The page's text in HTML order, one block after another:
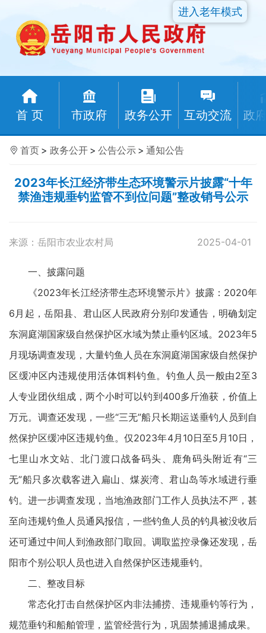
首 页 市政府 政务公开 互动交流 政
进入老年模式
首页 > 政务公开 > 公告公示 > 通知公告
2023年长江经济带生态环境警示片披露“十年
禁渔违规垂钓监管不到位问题”整改销号公示
来源：岳阳市农业农村局 2025-04-01
一、披露问题
《2023年长江经济带生态环境警示片》披露：2020年
6月起，岳阳县、君山区人民政府分别印发通告，明确划定
东洞庭湖国家级自然保护区水域为禁止垂钓区域。2023年5
月现场调查发现，大量钓鱼人员在东洞庭湖国家级自然保护
区缓冲区内违规使用活体饵料钓鱼。钓鱼人员一般由2至3
人专业团伙组成，两个小时可以钓到400多斤渔获，价值上
万元。调查还发现，一些“三无”船只长期运送垂钓人员到自
然保护区缓冲区违规钓鱼。仅2023年4月10日至5月10日，
七里山水文站、北门渡口战备码头、鹿角码头附近有“三
无”船只多次载客进入扁山、煤炭湾、君山岛等水域进行垂
钓。进一步调查发现，当地渔政部门工作人员执法不严，甚
至向违规钓鱼人员通风报信，一些钓鱼人员的钓具被没收后
还可通过中间人到渔政部门取回。调取监控录像还发现，岳
阳市个别公职人员也进入自然保护区违规垂钓。
二、整改目标
常态化打击自然保护区内非法捕捞、违规垂钓等行为，
规范垂钓和船舶管理，监管经营行为，巩固禁捕退捕成果。